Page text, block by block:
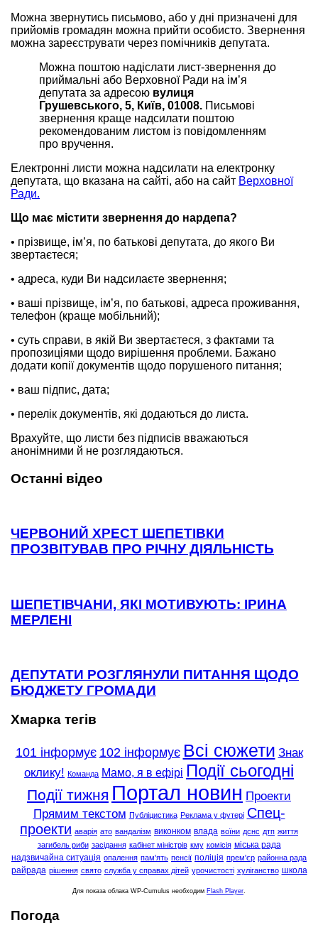
Можна звернутись письмово, або у дні призначені для
прийомів громадян можна прийти особисто. Звернення
можна зареєструвати через помічників депутата.
Можна поштою надіслати лист-звернення до
приймальні або Верховної Ради на ім’я
депутата за адресою вулиця
Грушевського, 5, Київ, 01008. Письмові
звернення краще надсилати поштою
рекомендованим листом із повідомленням
про вручення.
Електронні листи можна надсилати на електронку
депутата, що вказана на сайті, або на сайт Верховної
Ради.
Що має містити звернення до нардепа?
• прізвище, ім’я, по батькові депутата, до якого Ви
звертаєтеся;
• адреса, куди Ви надсилаєте звернення;
• ваші прізвище, ім’я, по батькові, адреса проживання,
телефон (краще мобільний);
• суть справи, в якій Ви звертаєтеся, з фактами та
пропозиціями щодо вирішення проблеми. Бажано
додати копії документів щодо порушеного питання;
• ваш підпис, дата;
• перелік документів, які додаються до листа.
Врахуйте, що листи без підписів вважаються
анонімними й не розглядаються.
Останні відео
ЧЕРВОНИЙ ХРЕСТ ШЕПЕТІВКИ
ПРОЗВІТУВАВ ПРО РІЧНУ ДІЯЛЬНІСТЬ
ШЕПЕТІВЧАНИ, ЯКІ МОТИВУЮТЬ: ІРИНА
МЕРЛЕНІ
ДЕПУТАТИ РОЗГЛЯНУЛИ ПИТАННЯ ЩОДО
БЮДЖЕТУ ГРОМАДИ
Хмарка тегів
101 інформує 102 інформує Всі сюжети Знак
оклику! Команда Мамо, я в ефірі Події сьогодні
Події тижня Портал новин Проекти
Прямим текстом Публіцистика Реклама у футері Спец-
проекти аварія ато вандалізм виконком влада воїни дснс дтп життя
загибель риби засідання кабінет міністрів кму комісія міська рада
надзвичайна ситуація опалення пам'ять пенсії поліція прем'єр районна рада
райрада рішення свято служба у справах дітей урочистості хуліганство школа
Для показа облака WP-Cumulus необходим Flash Player.
Погода